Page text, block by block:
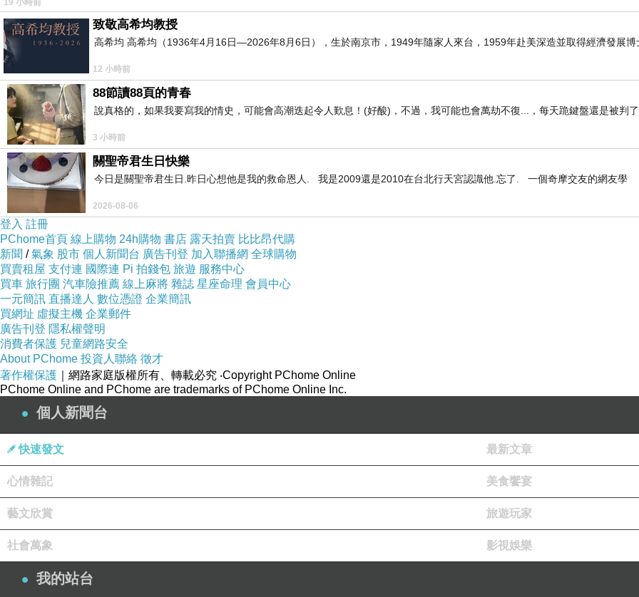
19 小時前
致敬高希均教授
高希均 高希均（1936年4月16日—2026年8月6日），生於南京市，1949年隨家人來台，1959年赴美深造並取得經濟發展博
12 小時前
88節讀88頁的青春
說真格的，如果我要寫我的情史，可能會高潮迭起令人歎息！(好酸)，不過，我可能也會萬劫不復...，每天跪鍵盤還是被判
3 小時前
關聖帝君生日快樂
今日是關聖帝君生日.昨日心想他是我的救命恩人. 我是2009還是2010在台北行天宮認識他.忘了. 一個奇摩交友的網友學
2026-08-06
登入 註冊
PChome首頁 線上購物 24h購物 書店 露天拍賣 比比昂代購
新聞 /氣象 股市 個人新聞台 廣告刊登 加入聯播網 全球購物
買賣租屋 支付連 國際連 Pi 拍錢包 旅遊 服務中心
買車 旅行團 汽車險推薦 線上麻將 雜誌 星座命理 會員中心
一元簡訊 直播達人 數位憑證 企業簡訊
買網址 虛擬主機 企業郵件
廣告刊登 隱私權聲明
消費者保護 兒童網路安全
About PChome 投資人聯絡 徵才
著作權保護 ｜網路家庭版權所有、轉載必究 ‧Copyright PChome Online
PChome Online and PChome are trademarks of PChome Online Inc.
個人新聞台
快速發文 最新文章
心情雜記 美食饗宴
藝文欣賞 旅遊玩家
社會萬象 影視娛樂
我的站台